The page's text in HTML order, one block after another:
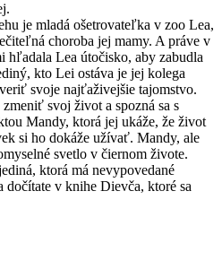
je mladá ošetrovateľka v zoo Lea,
choroba jej mamy. A práve v
hľadala Lea útočisko, aby zabudla
kto Lei ostáva je jej kolega
svoje najťaživejšie tajomstvo.
svoj život a spozná sa s
Mandy, ktorá jej ukáže, že život
si ho dokáže užívať. Mandy, ale
svetlo v čiernom živote.
ktorá má nevypovedané
dočítate v knihe Dievča, ktoré sa